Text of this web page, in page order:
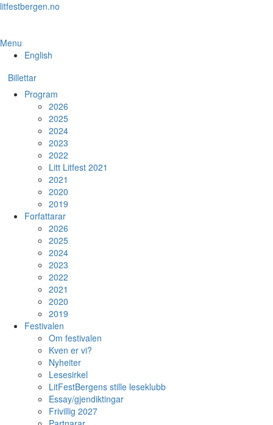
Skip
content
litfestbergen.no
Menu
English
Billettar
Program
2026
2025
2024
2023
2022
Litt Litfest 2021
2021
2020
2019
Forfattarar
2026
2025
2024
2023
2022
2021
2020
2019
Festivalen
Om festivalen
Kven er vi?
Nyheiter
Lesesirkel
LitFestBergens stille leseklubb
Essay/gjendiktingar
Frivillig 2027